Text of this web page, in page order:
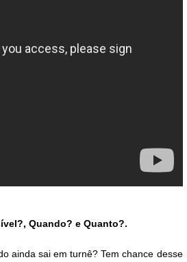
Quando? e Quanto?.
ainda sai em turnê? Tem chance desse